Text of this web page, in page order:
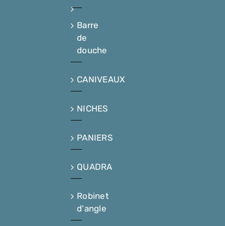
Barre
de
douche
CANIVEAUX
NICHES
PANIERS
QUADRA
Robinet
d'angle